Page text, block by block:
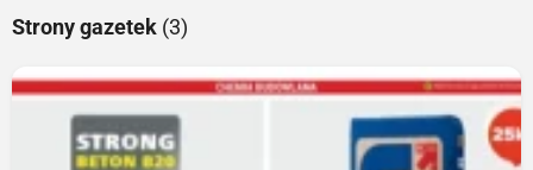
Strony gazetek (3)